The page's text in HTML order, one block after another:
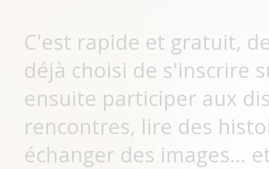
C'est rapide et gratuit,
déjà choisi de s'inscrire
ensuite participer aux
rencontres, lire des
échanger des images...